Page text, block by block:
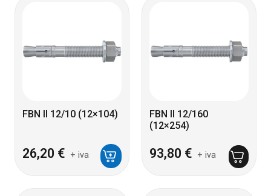
FBN II 12/10 (12×104)
26,20 € + iva
FBN II 12/160
(12×254)
93,80 € + iva